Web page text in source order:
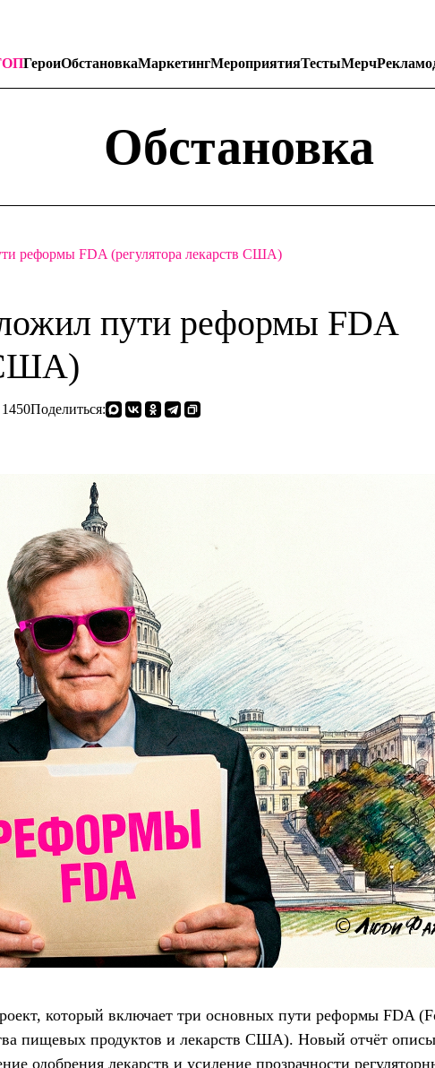
ГероиОбстановкаМаркетингМероприятияТестыМерч
Обстановка
реформы FDA (регулятора лекарств США)
пути реформы FDA
США)
1450Поделиться:
который включает три основных пути реформы FDA
пищевых продуктов и лекарств США). Новый отчёт
одобрения лекарств и усиление прозрачности